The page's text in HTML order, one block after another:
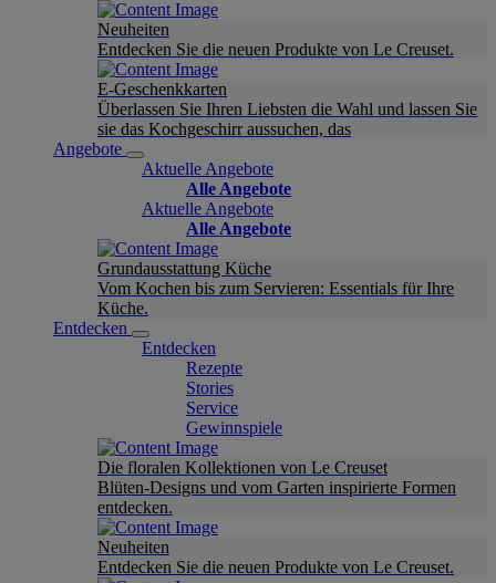
Neuheiten
Entdecken Sie die neuen Produkte von Le Creuset.
E-Geschenkkarten
Überlassen Sie Ihren Liebsten die Wahl und lassen Sie
sie das Kochgeschirr aussuchen, das
Angebote
Aktuelle Angebote
Alle Angebote
Aktuelle Angebote
Alle Angebote
Grundausstattung Küche
Vom Kochen bis zum Servieren: Essentials für Ihre
Küche.
Entdecken
Entdecken
Rezepte
Stories
Service
Gewinnspiele
Die floralen Kollektionen von Le Creuset
Blüten-Designs und vom Garten inspirierte Formen
entdecken.
Neuheiten
Entdecken Sie die neuen Produkte von Le Creuset.